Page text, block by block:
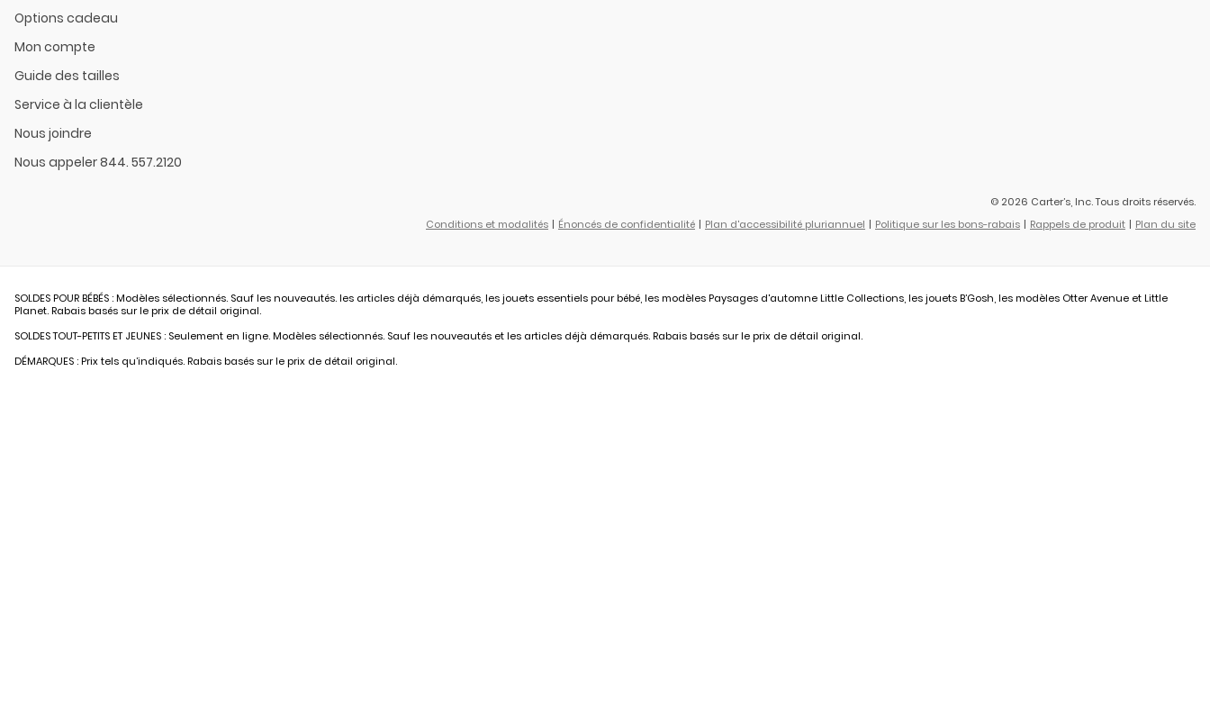
Options cadeau
Mon compte
Guide des tailles
Service à la clientèle
Nous joindre
Nous appeler 844. 557.2120
© 2026 Carter’s, Inc. Tous droits réservés.
Conditions et modalités
Énoncés de confidentialité Plan d'accessibilité pluriannuel Politique sur les bons-rabais Rappels de produit Plan du site
SOLDES POUR BÉBÉS : Modèles sélectionnés. Sauf les nouveautés. les articles déjà démarqués, les jouets essentiels pour bébé, les modèles Paysages d'automne Little Collections, les jouets B’Gosh, les modèles Otter Avenue et Little
Planet. Rabais basés sur le prix de détail original.
SOLDES TOUT-PETITS ET JEUNES : Seulement en ligne. Modèles sélectionnés. Sauf les nouveautés et les articles déjà démarqués. Rabais basés sur le prix de détail original.
DÉMARQUES : Prix tels qu’indiqués. Rabais basés sur le prix de détail original.